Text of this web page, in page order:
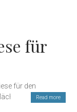
für
für den
und ihrRead more